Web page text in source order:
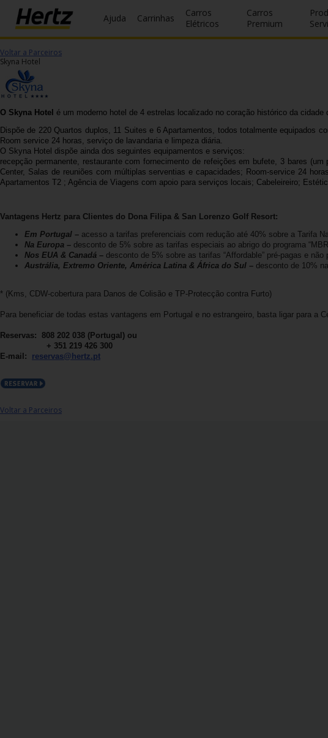
Ajuda Carrinhas
Carros
Elétricos
Carros
Premium
Reservas
Modificar/Cancelar
Estações
Campanhas
Join /
Gold
Overview
PT/PT
Ajuda
Carros
Elétricos
Premium
Produtos
Voltar a Parceiros
Skyna Hotel
O Skyna Hotel é um moderno hotel de 4 estrelas localizado no coração histórico da cidade
Dispõe de 220 Quartos duplos, 11 Suites e 6 Apartamentos, todos totalmente equipados
Room service 24 horas, serviço de lavandaria e limpeza diária.
O Skyna Hotel dispõe ainda dos seguintes equipamentos e serviços:
recepção permanente, restaurante com fornecimento de refeições em bufete, 3 bares
Center, Salas de reuniões com múltiplas serventias e capacidades; Room-service 24
Apartamentos T2 ; Agência de Viagens com apoio para serviços locais; Cabeleireiro;
Vantagens Hertz para Clientes do Dona Filipa & San Lorenzo Golf Resort:
Em Portugal – acesso a tarifas preferenciais com redução até 40% sobre a Tarifa
Na Europa – desconto de 5% sobre as tarifas especiais ao abrigo do programa
Nos EUA & Canadá – desconto de 5% sobre as tarifas “Affordable” pré-pagas e não
Austrália, Extremo Oriente, América Latina & África do Sul – desconto de 10%
* (Kms, CDW-cobertura para Danos de Colisão e TP-Protecção contra Furto)
Para beneficiar de todas estas vantagens em Portugal e no estrangeiro, basta ligar para a
Reservas:
808 202 038 (Portugal) ou
+ 351 219 426 300
E-mail:
reservas@hertz.pt
Voltar a Parceiros